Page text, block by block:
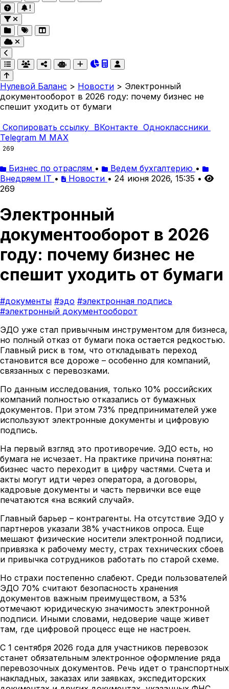
Нулевой Баланс > Новости > Электронный
документооборот в 2026 году: почему бизнес не
спешит уходить от бумаги
Скопировать ссылку ВКонтакте Одноклассники
Telegram M MAX
269
Бизнес по отраслям • Ведем бухгалтерию •
Внедряем IT • Новости • 24 июня 2026, 15:35 •
269
Электронный
документооборот в 2026
году: почему бизнес не
спешит уходить от бумаги
#документы #эдо #электронная подпись
#электронный документооборот
ЭДО уже стал привычным инструментом для бизнеса,
но полный отказ от бумаги пока остается редкостью.
Главный риск в том, что откладывать переход
становится все дороже – особенно для компаний,
связанных с перевозками.
По данным исследования, только 10% российских
компаний полностью отказались от бумажных
документов. При этом 73% предпринимателей уже
используют электронные документы и цифровую
подпись.
На первый взгляд это противоречие. ЭДО есть, но
бумага не исчезает. На практике причина понятна:
бизнес часто переходит в цифру частями. Счета и
акты могут идти через оператора, а договоры,
кадровые документы и часть первички все еще
печатаются «на всякий случай».
Главный барьер – контрагенты. На отсутствие ЭДО у
партнеров указали 38% участников опроса. Еще
мешают физические носители электронной подписи,
привязка к рабочему месту, страх технических сбоев
и привычка сотрудников работать по старой схеме.
Но страхи постепенно слабеют. Среди пользователей
ЭДО 70% считают безопасность хранения
документов важным преимуществом, а 53%
отмечают юридическую значимость электронной
подписи. Иными словами, недоверие чаще живет
там, где цифровой процесс еще не настроен.
С 1 сентября 2026 года для участников перевозок
станет обязательным электронное оформление ряда
перевозочных документов. Речь идет о транспортных
накладных, заказах или заявках, экспедиторских